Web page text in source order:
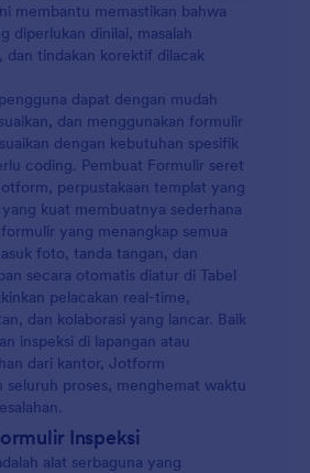
membantu memastikan bahwa
diperlukan dinilai, masalah
dan tindakan korektif dilacak
dapat dengan mudah
dan menggunakan formulir
dengan kebutuhan spesifik
coding. Pembuat Formulir seret
perpustakaan templat yang
kuat membuatnya sederhana
yang menangkap semua
foto, tanda tangan, dan
secara otomatis diatur di Tabel
pelacakan real-time,
dan kolaborasi yang lancar. Baik
inspeksi di lapangan atau
dari kantor, Jotform
seluruh proses, menghemat waktu
Inspeksi
alat serbaguna yang